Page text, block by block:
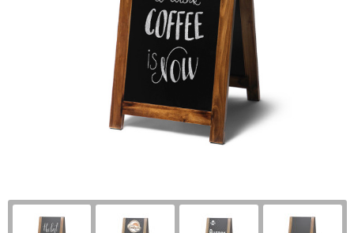
Bloemen en planten